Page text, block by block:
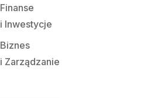
Finanse
i Inwestycje
Biznes
i Zarządzanie